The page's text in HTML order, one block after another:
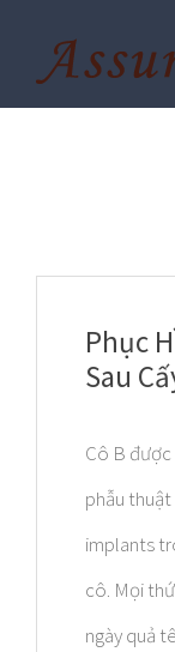
content
Phục
Sau
Cô B được
phẫu
implants
cô. Mọi
ngày quả